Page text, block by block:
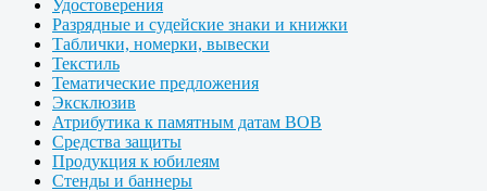
Удостоверения
Разрядные и судейские знаки и книжки
Таблички, номерки, вывески
Текстиль
Тематические предложения
Эксклюзив
Атрибутика к памятным датам ВОВ
Средства защиты
Продукция к юбилеям
Стенды и баннеры